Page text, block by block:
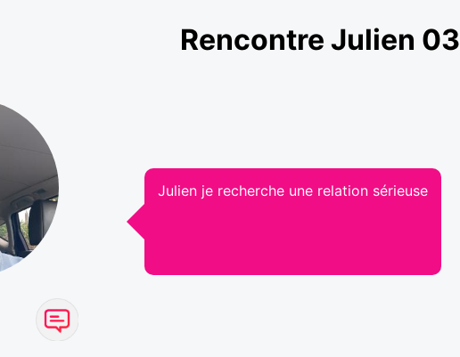
Rencontre Julien 03
Julien je recherche une relation sérieuse